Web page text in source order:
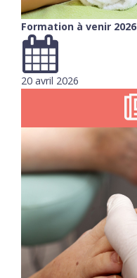
Formation à venir 2026
20 avril 2026